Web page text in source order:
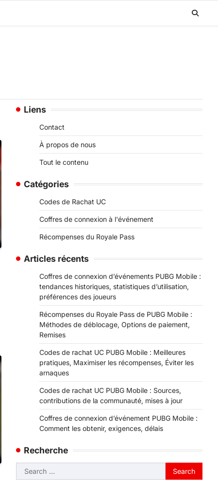
Liens
Contact
À propos de nous
Tout le contenu
Catégories
Codes de Rachat UC
Coffres de connexion à l'événement
Récompenses du Royale Pass
Articles récents
Coffres de connexion d’événements PUBG Mobile :
tendances historiques, statistiques d’utilisation,
préférences des joueurs
Récompenses du Royale Pass de PUBG Mobile :
Méthodes de déblocage, Options de paiement,
Remises
Codes de rachat UC PUBG Mobile : Meilleures
pratiques, Maximiser les récompenses, Éviter les
arnaques
Codes de rachat UC PUBG Mobile : Sources,
contributions de la communauté, mises à jour
Coffres de connexion d’événement PUBG Mobile :
Comment les obtenir, exigences, délais
Recherche
Search
for: